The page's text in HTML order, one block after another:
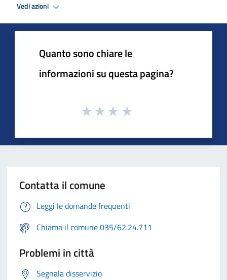
Vedi azioni
Quanto sono chiare le
informazioni su questa pagina?
Contatta il comune
Leggi le domande frequenti
Chiama il comune 035/62.24.711
Problemi in città
Segnala disservizio